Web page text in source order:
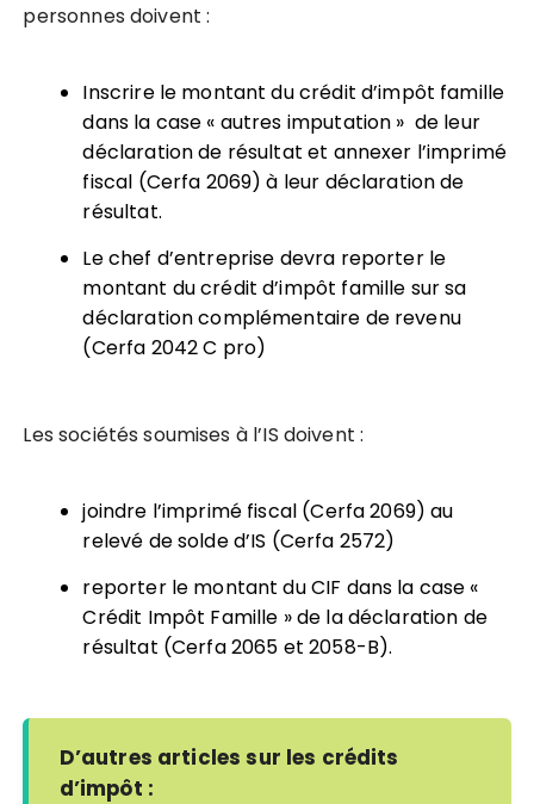
personnes doivent :
Inscrire le montant du crédit d’impôt famille
dans la case « autres imputation » de leur
déclaration de résultat et annexer l’imprimé
fiscal (Cerfa 2069) à leur déclaration de
résultat.
Le chef d’entreprise devra reporter le
montant du crédit d’impôt famille sur sa
déclaration complémentaire de revenu
(Cerfa 2042 C pro)
Les sociétés soumises à l’IS doivent :
joindre l’imprimé fiscal (Cerfa 2069) au
relevé de solde d’IS (Cerfa 2572)
reporter le montant du CIF dans la case «
Crédit Impôt Famille » de la déclaration de
résultat (Cerfa 2065 et 2058-B).
D’autres articles sur les crédits
d’impôt :